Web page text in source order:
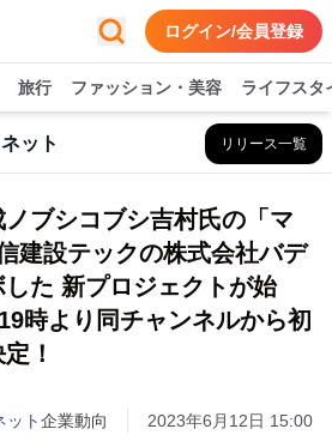
ログイン/会員登録
旅行 ファッション・美容 ライフスタ
ット リリース一覧
ブシコブシ吉村氏の「マ
建設テックの株式会社バデ
した 新プロジェクトが始
時より同チャンネルから初
！
ット企業動向 2023年6月12日 15:00